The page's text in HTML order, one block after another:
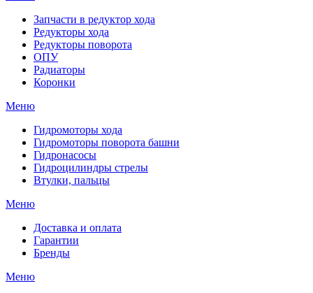
Запчасти в редуктор хода
Редукторы хода
Редукторы поворота
ОПУ
Радиаторы
Коронки
Меню
Гидромоторы хода
Гидромоторы поворота башни
Гидронасосы
Гидроцилиндры стрелы
Втулки, пальцы
Меню
Доставка и оплата
Гарантии
Бренды
Меню